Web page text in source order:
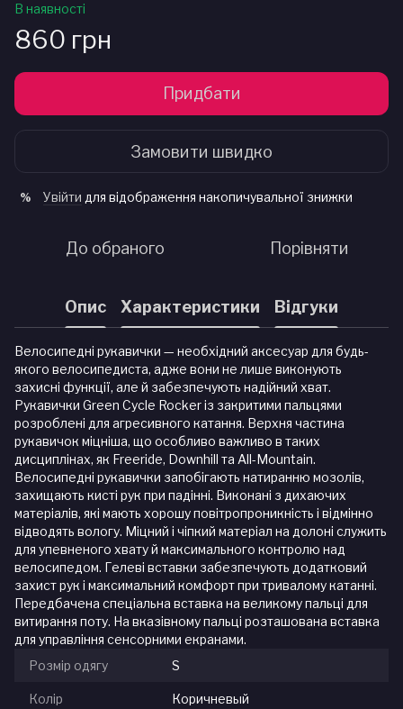
В наявності
860 грн
Придбати
Замовити швидко
% Увійти для відображення накопичувальної знижки
До обраного Порівняти
Опис Характеристики Відгуки
Велосипедні рукавички — необхідний аксесуар для будь-
якого велосипедиста, адже вони не лише виконують
захисні функції, але й забезпечують надійний хват.
Рукавички Green Cycle Rocker із закритими пальцями
розроблені для агресивного катання. Верхня частина
рукавичок міцніша, що особливо важливо в таких
дисциплінах, як Freeride, Downhill та All-Mountain.
Велосипедні рукавички запобігають натиранню мозолів,
захищають кисті рук при падінні. Виконані з дихаючих
матеріалів, які мають хорошу повітропроникність і відмінно
відводять вологу. Міцний і чіпкий матеріал на долоні служить
для упевненого хвату й максимального контролю над
велосипедом. Гелеві вставки забезпечують додатковий
захист рук і максимальний комфорт при тривалому катанні.
Передбачена спеціальна вставка на великому пальці для
витирання поту. На вказівному пальці розташована вставка
для управління сенсорними екранами.
Розмір одягу
S
Колір Коричневый